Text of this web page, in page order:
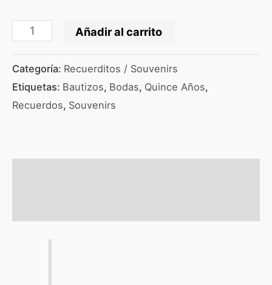
Añadir al carrito
Categoría: Recuerditos / Souvenirs
Etiquetas: Bautizos, Bodas, Quince Años,
Recuerdos, Souvenirs